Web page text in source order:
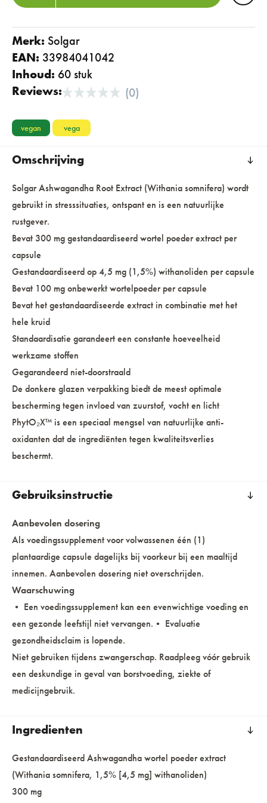
Merk:
solgar
EAN: 33984041042
Inhoud: 60 stuk
Reviews:
(0)
vegan vega
Omschrijving
Solgar Ashwagandha Root Extract (Withania somnifera) wordt
gebruikt in stresssituaties, ontspant en is een natuurlijke
rustgever.
Bevat 300 mg gestandaardiseerd wortel poeder extract per
capsule
Gestandaardiseerd op 4,5 mg (1,5%) withanoliden per capsule
Bevat 100 mg onbewerkt wortelpoeder per capsule
Bevat het gestandaardiseerde extract in combinatie met het
hele kruid
Standaardisatie garandeert een constante hoeveelheid
werkzame stoffen
Gegarandeerd niet-doorstraald
De donkere glazen verpakking biedt de meest optimale
bescherming tegen invloed van zuurstof, vocht en licht
PhytO₂X™ is een speciaal mengsel van natuurlijke anti-
oxidanten dat de ingrediënten tegen kwaliteitsverlies
beschermt.
Gebruiksinstructie
Aanbevolen dosering
Als voedingssupplement voor volwassenen één (1)
plantaardige capsule dagelijks bij voorkeur bij een maaltijd
innemen. Aanbevolen dosering niet overschrijden.
Waarschuwing
• Een voedingssupplement kan een evenwichtige voeding en
een gezonde leefstijl niet vervangen.• Evaluatie
gezondheidsclaim is lopende.
Niet gebruiken tijdens zwangerschap. Raadpleeg vóór gebruik
een deskundige in geval van borstvoeding, ziekte of
medicijngebruik.
Ingredienten
Gestandaardiseerd Ashwagandha wortel poeder extract
(Withania somnifera, 1,5% [4,5 mg] withanoliden)
300 mg